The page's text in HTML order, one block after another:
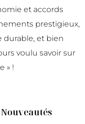
et accords
prestigieux,
durable, et bien
voulu savoir sur
» !